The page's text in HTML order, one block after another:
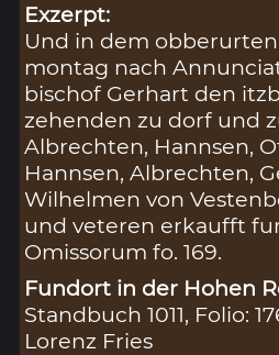
Exzerpt:
Und in dem obberurten
montag nach
bischof Gerhart den
zehenden zu dorf und
Albrechten, Hannsen,
Hannsen, Albrechten,
Wilhelmen von
und veteren erkaufft
Omissorum fo. 169.
Fundort in der Hohen
Standbuch 1011, Folio:
Lorenz Fries